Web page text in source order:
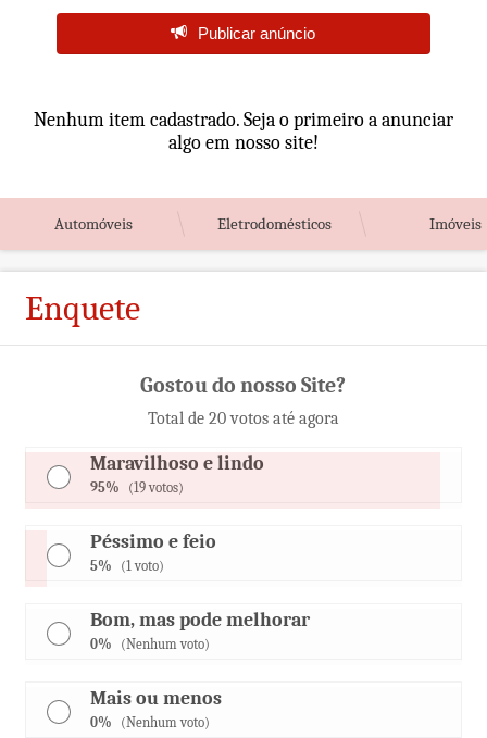
Publicar anúncio
Nenhum item cadastrado. Seja o primeiro a anunciar
algo em nosso site!
Automóveis Eletrodomésticos Imóveis
Enquete
Gostou do nosso Site?
Total de 20 votos até agora
Maravilhoso e lindo
95% (19 votos)
Péssimo e feio
5% (1 voto)
Bom, mas pode melhorar
0% (Nenhum voto)
Mais ou menos
0% (Nenhum voto)